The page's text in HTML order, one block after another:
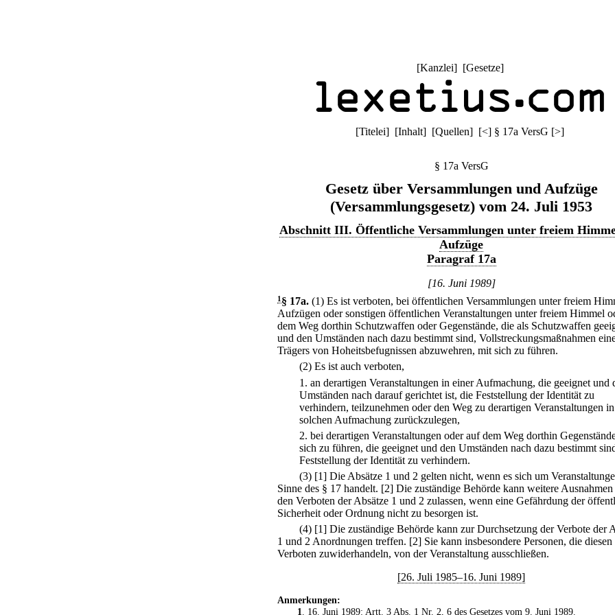
[Kanzlei] [Gesetze]
[Titelei] [Inhalt] [Quellen] [<] § 17a VersG [>]
§ 17a VersG
Gesetz über Versammlungen und Aufzüge
(Versammlungsgesetz) vom 24. Juli 1953
Abschnitt III. Öffentliche Versammlungen unter freiem
Aufzüge
Paragraf 17a
[16. Juni 1989]
1 § 17a. (1) Es ist verboten, bei öffentlichen Versammlungen unter freiem
Aufzügen oder sonstigen öffentlichen Veranstaltungen unter freiem Himmel
dem Weg dorthin Schutzwaffen oder Gegenstände, die als Schutzwaffen
und den Umständen nach dazu bestimmt sind, Vollstreckungsmaßnahmen
Trägers von Hoheitsbefugnissen abzuwehren, mit sich zu führen.
(2) Es ist auch verboten,
1. an derartigen Veranstaltungen in einer Aufmachung, die geeignet und
Umständen nach darauf gerichtet ist, die Feststellung der Identität zu
verhindern, teilzunehmen oder den Weg zu derartigen Veranstaltungen
solchen Aufmachung zurückzulegen,
2. bei derartigen Veranstaltungen oder auf dem Weg dorthin
sich zu führen, die geeignet und den Umständen nach dazu bestimmt
Feststellung der Identität zu verhindern.
(3) [1] Die Absätze 1 und 2 gelten nicht, wenn es sich um
Sinne des § 17 handelt. [2] Die zuständige Behörde kann weitere
den Verboten der Absätze 1 und 2 zulassen, wenn eine Gefährdung der
Sicherheit oder Ordnung nicht zu besorgen ist.
(4) [1] Die zuständige Behörde kann zur Durchsetzung der Verbote der
1 und 2 Anordnungen treffen. [2] Sie kann insbesondere Personen, die diesen
Verboten zuwiderhandeln, von der Veranstaltung ausschließen.
[26. Juli 1985–16. Juni 1989]
Anmerkungen:
1. 16. Juni 1989: Artt. 3 Abs. 1 Nr. 2, 6 des Gesetzes vom 9. Juni 1989.